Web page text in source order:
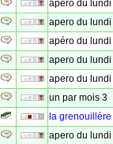
apero du lundi
apero du lundi
apéro du lundi
apero du lundi
apero du
un par mois 3
la grenouillére
apero du lundi